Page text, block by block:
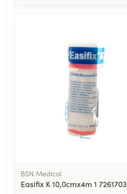
BSN Medical
Easifix K 10,0cmx4m 1 7261703